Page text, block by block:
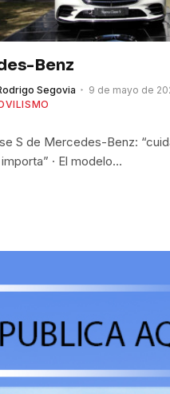
Benz
Segovia
9 de mayo de
S de Mercedes-Benz:
· El modelo…